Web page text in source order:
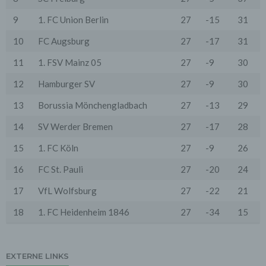
9
1. FC Union Berlin 27 -15
31
10
FC Augsburg 27 -17
31
11
1. FSV Mainz 05 27 -9
30
12
Hamburger SV 27 -9
30
13
Borussia Mönchengladbach 27 -13
29
14
SV Werder Bremen 27 -17
28
15
1. FC Köln 27 -9
26
16
FC St. Pauli 27 -20
24
17
VfL Wolfsburg 27 -22
21
18
1. FC Heidenheim 1846 27 -34 15
EXTERNE LINKS
Die personenbezogenen Daten werden, neben den
ausdrücklich in dieser Datenschutzerklärung
genannten Verwendung, für die folgenden Zwecke auf
Grundlage gesetzlicher Erlaubnisse oder
Einwilligungen der Nutzer verarbeitet:
- Die Zurverfügungstellung, Ausführung, Pflege,
und Nutzerleistungen;
und technischen Supports.
Wir übermitteln die Daten der Nutzer an Dritte nur,
an einen Zahlungsdienstleister) oder für andere
vertraglichen Verpflichtungen gegenüber den Nutzern
Personenbezogene Daten werden gelöscht, sofern sie